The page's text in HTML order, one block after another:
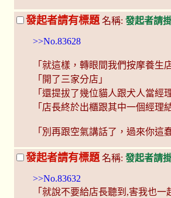
發起者請有標題 名稱: 發起者請
>>No.83628
「就這樣，轉眼間我們按摩養
「開了三家分店」
「還提拔了幾位貓人跟犬人當經理
「店長終於出櫃跟其中一個經理
「別再跟空氣講話了，過來你這
發起者請有標題 名稱: 發起者請
>>No.83632
「就說不要給店長聽到,害我也一